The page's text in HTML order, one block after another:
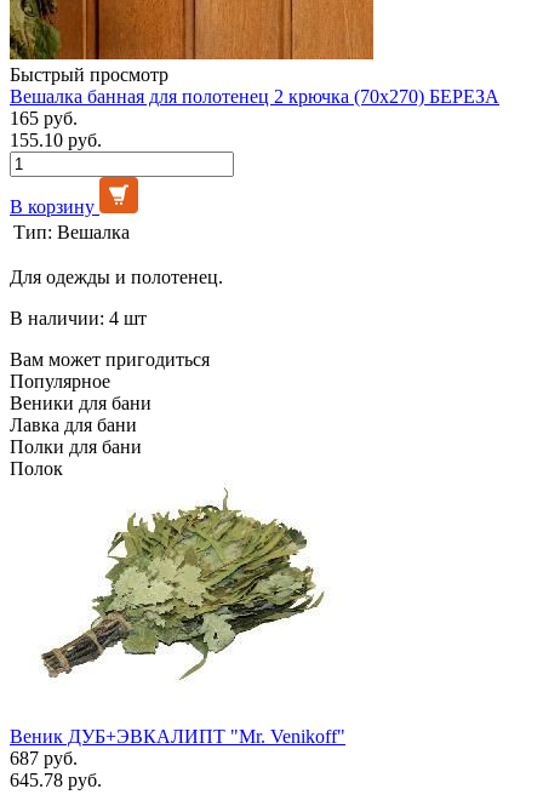
Быстрый просмотр
Вешалка банная для полотенец 2 крючка (70х270) БЕРЕЗА
165 руб.
155.10 руб.
В корзину
Тип: Вешалка
Для одежды и полотенец.
В наличии: 4 шт
Вам может пригодиться
Популярное
Веники для бани
Лавка для бани
Полки для бани
Полок
Веник ДУБ+ЭВКАЛИПТ "Mr. Venikoff"
687 руб.
645.78 руб.